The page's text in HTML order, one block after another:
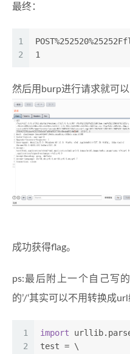
最终：
1
2
1
然后用burp进行请求就可以
成功获得flag。
ps:最后附上一个自己写
的’/‘其实可以不用转换成
1
2
import
test = \